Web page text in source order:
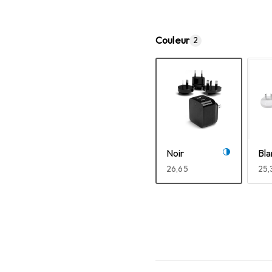
Couleur 2
Noir
EUR
26,65